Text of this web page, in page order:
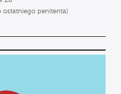
penitenta)